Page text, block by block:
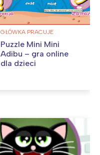
GŁÓWKA PRACUJE
Puzzle Mini Mini
Adibu – gra online
dla dzieci